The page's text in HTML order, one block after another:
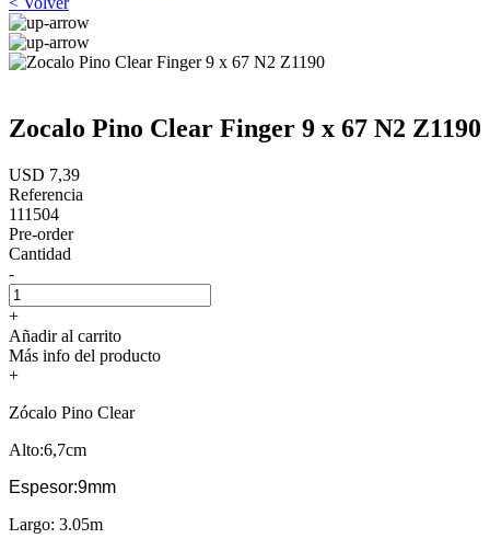
Zocalo Pino Clear Finger 9 x 67 N2 Z1190
USD 7,39
Referencia
111504
Pre-order
Cantidad
-
+
Añadir al carrito
Más info del producto
+
Zócalo Pino Clear
Alto:6,7cm
Espesor:9mm
Largo: 3.05m